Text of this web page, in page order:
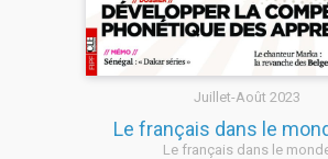
Juillet-Août 2023
Le français dans le
Le français dans le